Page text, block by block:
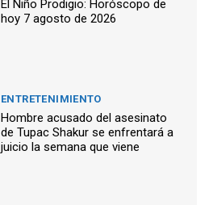
El Niño Prodigio: Horóscopo de
hoy 7 agosto de 2026
ENTRETENIMIENTO
Hombre acusado del asesinato
de Tupac Shakur se enfrentará a
juicio la semana que viene